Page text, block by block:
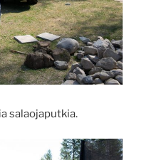
salaojaputkia.